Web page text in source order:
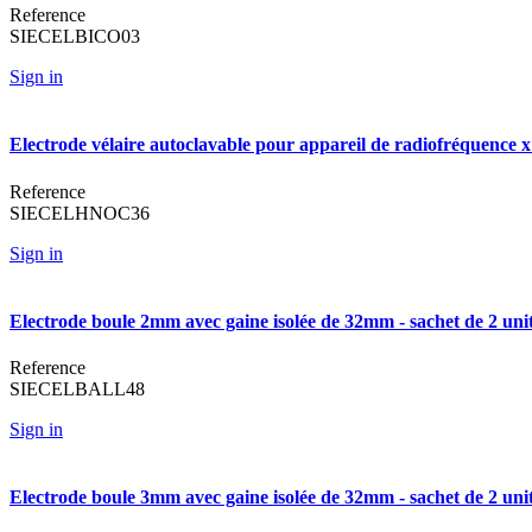
Reference
SIECELBICO03
Sign in
Electrode vélaire autoclavable pour appareil de radiofréquence
Reference
SIECELHNOC36
Sign in
Electrode boule 2mm avec gaine isolée de 32mm - sachet de 2
Reference
SIECELBALL48
Sign in
Electrode boule 3mm avec gaine isolée de 32mm - sachet de 2